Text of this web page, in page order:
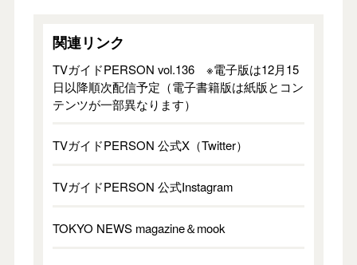
関連リンク
TVガイドPERSON vol.136 ※電子版は12月15
日以降順次配信予定（電子書籍版は紙版とコン
テンツが一部異なります）
TVガイドPERSON 公式X（Twitter）
TVガイドPERSON 公式Instagram
TOKYO NEWS magazine＆mook